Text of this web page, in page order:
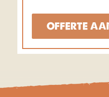
OFFERTE